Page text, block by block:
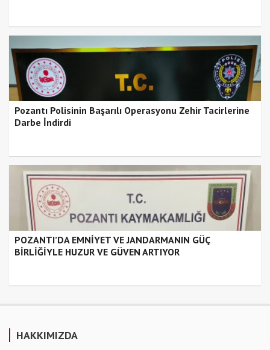
Pozantı Polisinin Başarılı Operasyonu Zehir Tacirlerine
Darbe İndirdi
POZANTI’DA EMNİYET VE JANDARMANIN GÜÇ
BİRLİĞİYLE HUZUR VE GÜVEN ARTIYOR
HAKKIMIZDA